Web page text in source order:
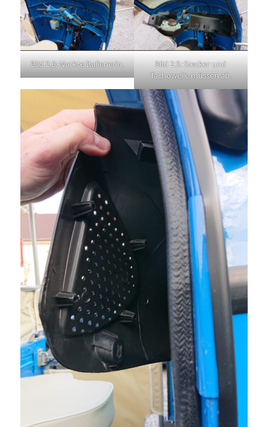
Bild 2.6: Nackte Italienerin.
Bild 2.5: Stecker und
Tachowelle müssen ab.